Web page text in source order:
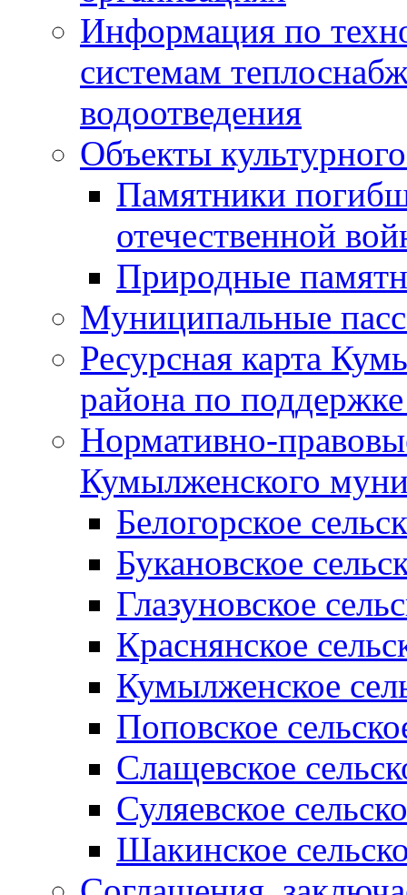
Информация по
системам
водоотведения
Объекты
Памятники
отечественной
Природные
Муниципальные
Ресурсная карта
района по
Нормативно-
Кумылженского
Белогорское
Букановское
Глазуновское
Краснянское
Кумылженское
Поповское
Слащевское
Суляевское
Шакинское